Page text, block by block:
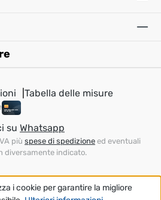
Tabella delle misure
su Whatsapp
più spese di spedizione ed eventuali
diversamente indicato.
i cookie per garantire la migliore